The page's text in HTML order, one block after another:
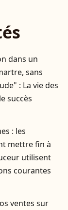
dans un
sans
: La vie des
succès
: les
mettre fin à
utilisent
courantes
ventes sur